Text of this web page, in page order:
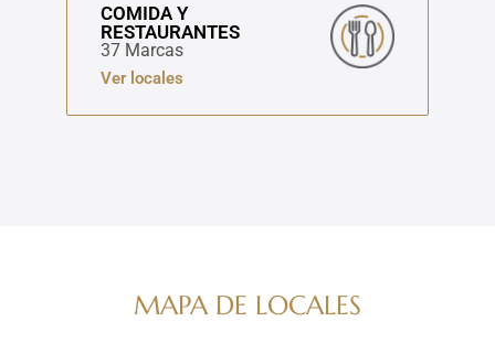
COMIDA Y
RESTAURANTES
37 Marcas
Ver locales
MAPA DE LOCALES